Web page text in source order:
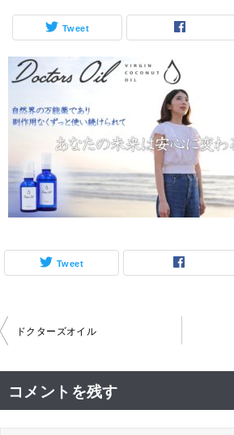
Tweet
Tweet
投
ビ
ドクターズオイル
コメントを残す